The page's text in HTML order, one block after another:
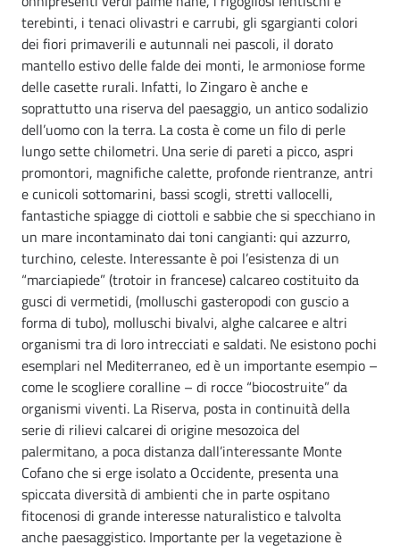
terebinti, i tenaci olivastri e carrubi, gli sgargianti colori
dei fiori primaverili e autunnali nei pascoli, il dorato
mantello estivo delle falde dei monti, le armoniose forme
delle casette rurali. Infatti, lo Zingaro è anche e
soprattutto una riserva del paesaggio, un antico sodalizio
dell’uomo con la terra. La costa è come un filo di perle
lungo sette chilometri. Una serie di pareti a picco, aspri
promontori, magnifiche calette, profonde rientranze, antri
e cunicoli sottomarini, bassi scogli, stretti vallocelli,
fantastiche spiagge di ciottoli e sabbie che si specchiano in
un mare incontaminato dai toni cangianti: qui azzurro,
turchino, celeste. Interessante è poi l’esistenza di un
“marciapiede” (trotoir in francese) calcareo costituito da
gusci di vermetidi, (molluschi gasteropodi con guscio a
forma di tubo), molluschi bivalvi, alghe calcaree e altri
organismi tra di loro intrecciati e saldati. Ne esistono pochi
esemplari nel Mediterraneo, ed è un importante esempio –
come le scogliere coralline – di rocce “biocostruite” da
organismi viventi. La Riserva, posta in continuità della
serie di rilievi calcarei di origine mesozoica del
palermitano, a poca distanza dall’interessante Monte
Cofano che si erge isolato a Occidente, presenta una
spiccata diversità di ambienti che in parte ospitano
fitocenosi di grande interesse naturalistico e talvolta
anche paesaggistico. Importante per la vegetazione è